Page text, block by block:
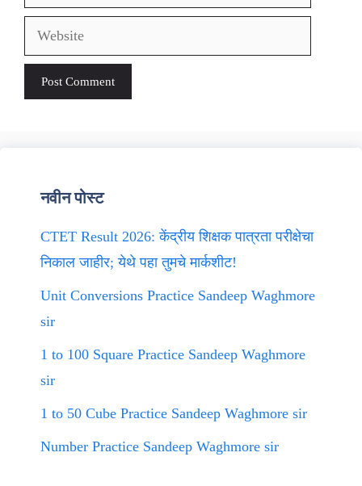
Website
नवीन पोस्ट
CTET Result 2026: केंद्रीय शिक्षक पात्रता परीक्षेचा
निकाल जाहीर; येथे पहा तुमचे मार्कशीट!
Unit Conversions Practice Sandeep Waghmore
sir
1 to 100 Square Practice Sandeep Waghmore
sir
1 to 50 Cube Practice Sandeep Waghmore sir
Number Practice Sandeep Waghmore sir